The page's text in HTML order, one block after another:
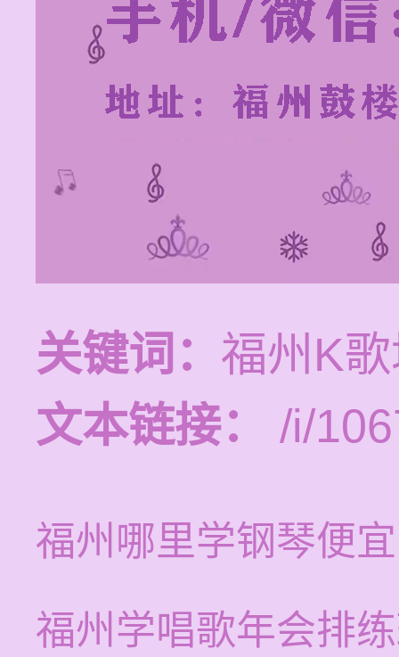
关键词： 福州K
文本链接：
/i/
福州哪里学钢琴便宜
福州学唱歌年会排